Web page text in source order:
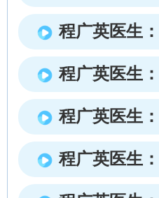
程广英医生
程广英医生
程广英医生
程广英医生